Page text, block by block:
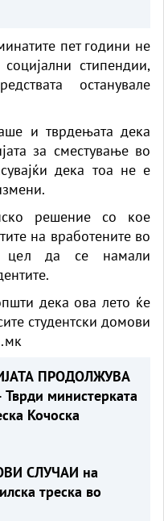
пет години не
стипендии,
останувале
и тврдењата дека
за сместување во
дека тоа не е
решение со кое
на вработените во
цел да се намали
дека ова лето ќе
студентски домови
ПРОДОЛЖУВА
министерката
Кочоска
СЛУЧАИ на
треска во